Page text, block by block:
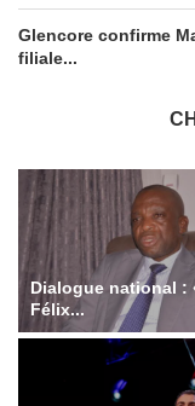
Glencore confirme
filiale...
Dialogue national :
Félix...